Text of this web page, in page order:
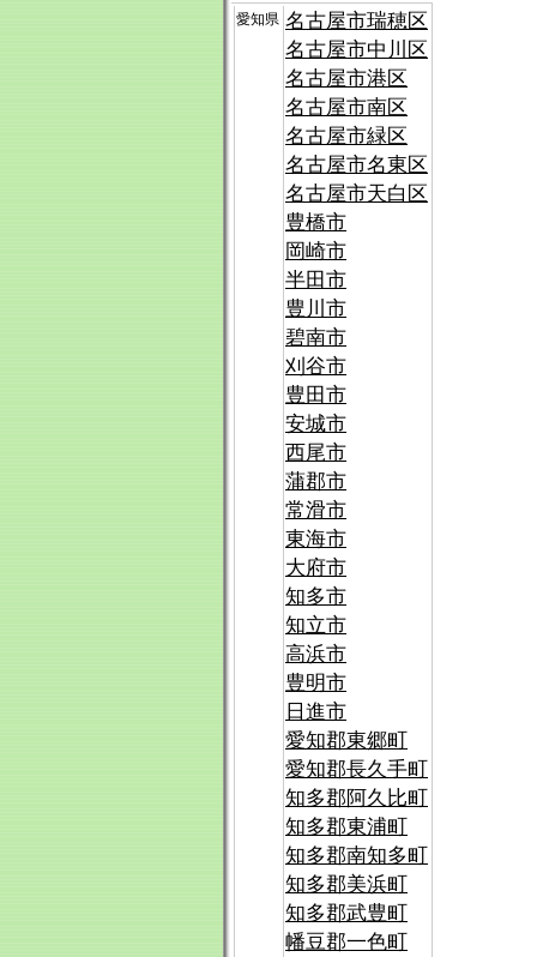
愛知県 名古屋市瑞穂区
名古屋市中川区
名古屋市港区
名古屋市南区
名古屋市緑区
名古屋市名東区
名古屋市天白区
豊橋市
岡崎市
半田市
豊川市
碧南市
刈谷市
豊田市
安城市
西尾市
蒲郡市
常滑市
東海市
大府市
知多市
知立市
高浜市
豊明市
日進市
愛知郡東郷町
愛知郡長久手町
知多郡阿久比町
知多郡東浦町
知多郡南知多町
知多郡美浜町
知多郡武豊町
幡豆郡一色町